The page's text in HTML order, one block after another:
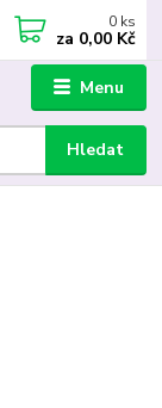
Menu
Hledat
0 ks
za 0,00 Kč